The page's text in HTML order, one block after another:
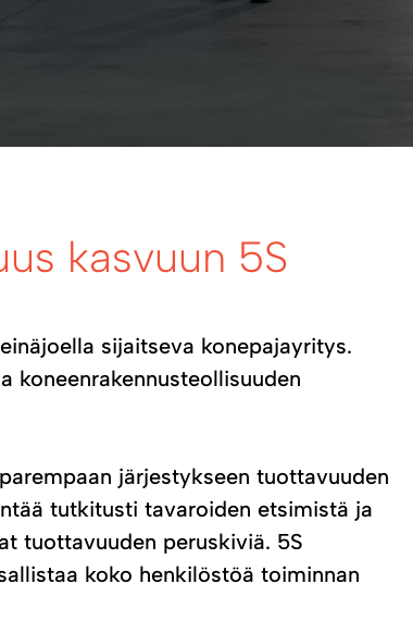
kasvuun 5S
sijaitseva konepajayritys.
koneenrakennusteollisuuden
järjestykseen tuottavuuden
tutkitusti tavaroiden etsimistä ja
tuottavuuden peruskiviä. 5S
koko henkilöstöä toiminnan